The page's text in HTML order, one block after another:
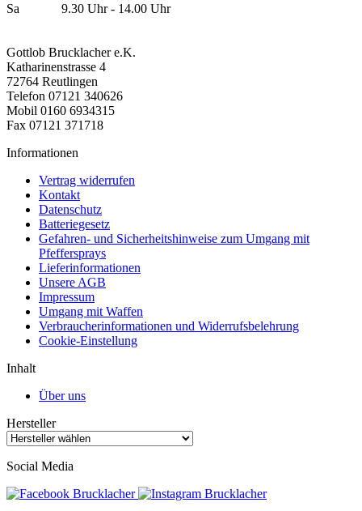
Sa 9.30 Uhr - 14.00 Uhr
Gottlob Brucklacher e.K.
Katharinenstrasse 4
72764 Reutlingen
Telefon 07121 340626
Mobil 0160 6934315
Fax 07121 371718
Informationen
Vertrag widerrufen
Kontakt
Datenschutz
Batteriegesetz
Gefahren- und Sicherheitshinweise zum Umgang mit
Pfeffersprays
Lieferinformationen
Unsere AGB
Impressum
Umgang mit Waffen
Verbraucherinformationen und Widerrufsbelehrung
Cookie-Einstellung
Inhalt
Über uns
Hersteller
Social Media